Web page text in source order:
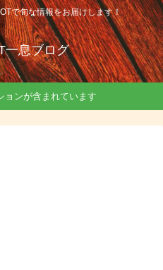
で旬な情報をお届けします！
一息ブログ
ョンが含まれています